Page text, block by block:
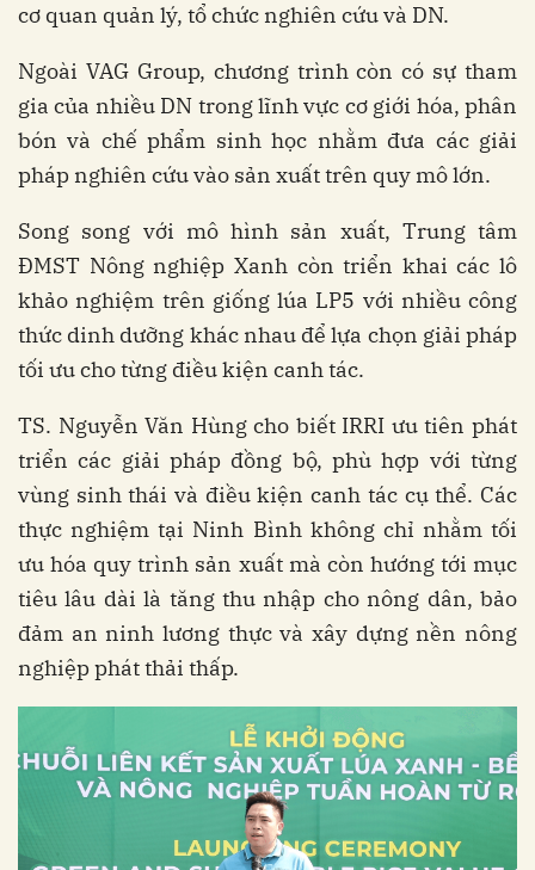
cơ quan quản lý, tổ chức nghiên cứu và DN.
Ngoài VAG Group, chương trình còn có sự tham
gia của nhiều DN trong lĩnh vực cơ giới hóa, phân
bón và chế phẩm sinh học nhằm đưa các giải
pháp nghiên cứu vào sản xuất trên quy mô lớn.
Song song với mô hình sản xuất, Trung tâm
ĐMST Nông nghiệp Xanh còn triển khai các lô
khảo nghiệm trên giống lúa LP5 với nhiều công
thức dinh dưỡng khác nhau để lựa chọn giải pháp
tối ưu cho từng điều kiện canh tác.
TS. Nguyễn Văn Hùng cho biết IRRI ưu tiên phát
triển các giải pháp đồng bộ, phù hợp với từng
vùng sinh thái và điều kiện canh tác cụ thể. Các
thực nghiệm tại Ninh Bình không chỉ nhằm tối
ưu hóa quy trình sản xuất mà còn hướng tới mục
tiêu lâu dài là tăng thu nhập cho nông dân, bảo
đảm an ninh lương thực và xây dựng nền nông
nghiệp phát thải thấp.